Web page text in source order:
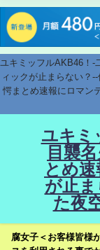
ユキミッフルAKB46！-
ィックが止まらない？
愕まとめ速報にロマン
ユキミ
目襲
とめ
が止
た夜
腐女子＜お客様皆様